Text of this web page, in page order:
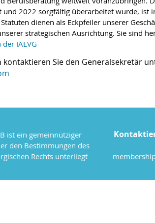
und 2022 sorgfältig überarbeitet wurde, ist
dienen als Eckpfeiler unserer Geschä
strategischen Ausrichtung. Sie sind
IAEVG
kontaktieren Sie den Generalsekretär
ist ein gemeinnütziger
den Bestimmungen des
Rechts unterliegt